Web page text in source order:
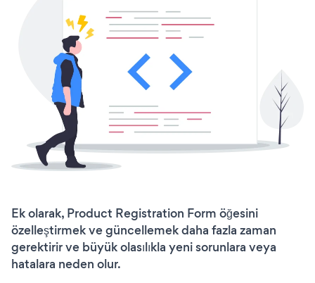
Ek olarak, Product Registration Form öğesini
özelleştirmek ve güncellemek daha fazla zaman
gerektirir ve büyük olasılıkla yeni sorunlara veya
hatalara neden olur.